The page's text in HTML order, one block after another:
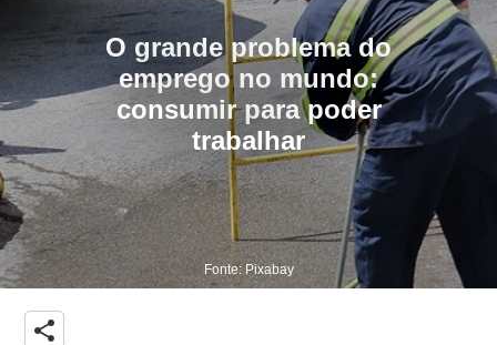
O grande problema do
emprego no mundo:
consumir para poder
trabalhar
Fonte: Pixabay
share